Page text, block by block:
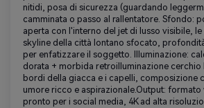
nitidi, posa di sicurezza (guardando
camminata o passo al rallentatore. Sfondo:
aperta con l'interno del jet di lusso visibile,
skyline della città lontano sfocato,
per enfatizzare il soggetto. Illuminazione:
dorata + morbida retroilluminazione cerchio
bordi della giacca e i capelli, composizione
umore ricco e aspirazionale.Output: formato
pronto per i social media, 4K ad alta